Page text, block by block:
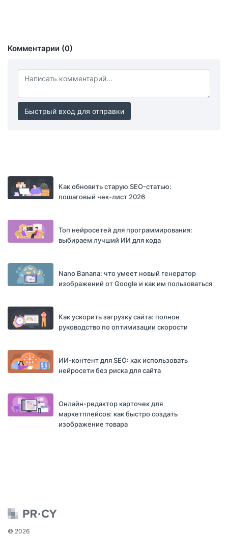
Комментарии (0)
Быстрый вход для отправки
Как обновить старую SEO-статью:
пошаговый чек-лист 2026
Топ нейросетей для программирования:
выбираем лучший ИИ для кода
Nano Banana: что умеет новый генератор
изображений от Google и как им пользоваться
Как ускорить загрузку сайта: полное
руководство по оптимизации скорости
ИИ-контент для SEO: как использовать
нейросети без риска для сайта
Онлайн-редактор карточек для
маркетплейсов: как быстро создать
изображение товара
© 2026